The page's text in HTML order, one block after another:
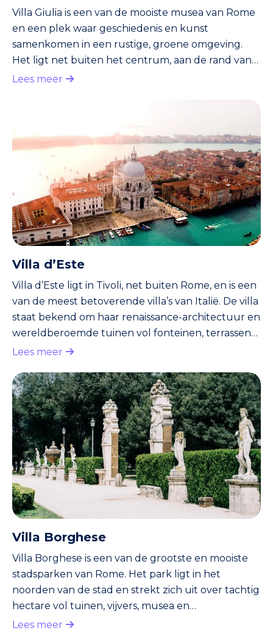
Villa Giulia is een van de mooiste musea van Rome
en een plek waar geschiedenis en kunst
samenkomen in een rustige, groene omgeving.
Het ligt net buiten het centrum, aan de rand van
Villa Borghese, en huisvest het Nationaal
III. Tegenwoordig is het een oase van rust waar
bezoekers kennis kunnen maken met de rijke
Etruskische beschaving die aan de Romeinse tijd v
Lees meer
Villa d’Este
Villa d’Este ligt in Tivoli, net buiten Rome, en is een
van de meest betoverende villa’s van Italië. De villa
staat bekend om haar renaissance-architectuur en
wereldberoemde tuinen vol fonteinen, terrassen
en vijvers. Dankzij haar unieke schoonheid en
Werelderfgoedlijst van UNESCO. Voor wie even wil
ontsnappen aan de drukte van de stad, biedt deze
plek een perfecte combinatie van natuur, kunst
en geschiedenis. Geschiedenis De villa werd i
Lees meer
Villa Borghese
Villa Borghese is een van de grootste en mooiste
stadsparken van Rome. Het park ligt in het
noorden van de stad en strekt zich uit over tachtig
hectare vol tuinen, vijvers, musea en
wandelpaden. Hier komen natuur, kunst en
Lees meer